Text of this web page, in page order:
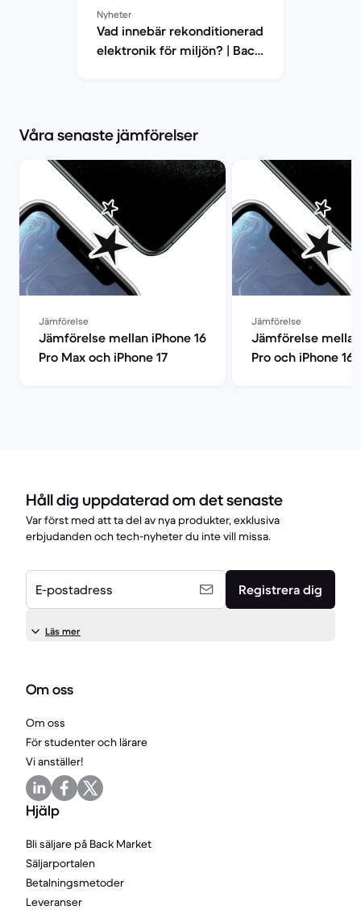
Nyheter
Vad innebär rekonditionerad
elektronik för miljön? | Back
Våra senaste jämförelser
Jämförelse
Jämförelse mellan iPhone 16
Pro Max och iPhone 17
Jämförelse
Jämförelse mellan
Pro och iPhone 16
Håll dig uppdaterad om det senaste
Var först med att ta del av nya produkter, exklusiva
erbjudanden och tech-nyheter du inte vill missa.
E-postadress Registrera dig
Läs mer
Om oss
Om oss
För studenter och lärare
Vi anställer!
Hjälp
Bli säljare på Back Market
Säljarportalen
Betalningsmetoder
Leveranser